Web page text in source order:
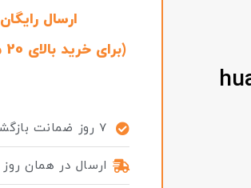
ارسال رایگان
(برای خرید بالای 20 میلیون)
7 روز ضمانت بازگشت
ارسال در همان روز